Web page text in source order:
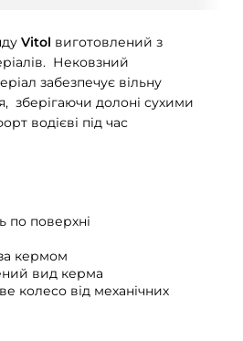
Vitol виготовлений з
Нековзний
забезпечує вільну
зберігаючи долоні сухими
водієві під час
по поверхні
кермом
вид керма
колесо від механічних